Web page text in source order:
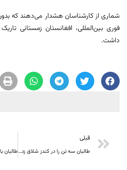
شماری از کارشناسان هشدار می‌دهند که
فوری بین‌المللی، افغانستان زمستانی
داشت.
قبلی
طالبان سه تن را در کندز شلاق زدند